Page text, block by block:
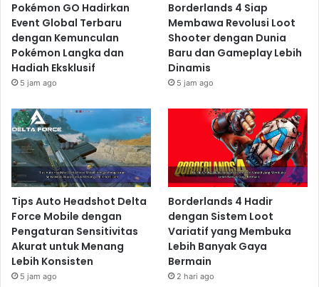
Pokémon GO Hadirkan
Event Global Terbaru
dengan Kemunculan
Pokémon Langka dan
Hadiah Eksklusif
5 jam ago
Borderlands 4 Siap
Membawa Revolusi Loot
Shooter dengan Dunia
Baru dan Gameplay Lebih
Dinamis
5 jam ago
Tips Auto Headshot Delta
Force Mobile dengan
Pengaturan Sensitivitas
Akurat untuk Menang
Lebih Konsisten
5 jam ago
Borderlands 4 Hadir
dengan Sistem Loot
Variatif yang Membuka
Lebih Banyak Gaya
Bermain
2 hari ago